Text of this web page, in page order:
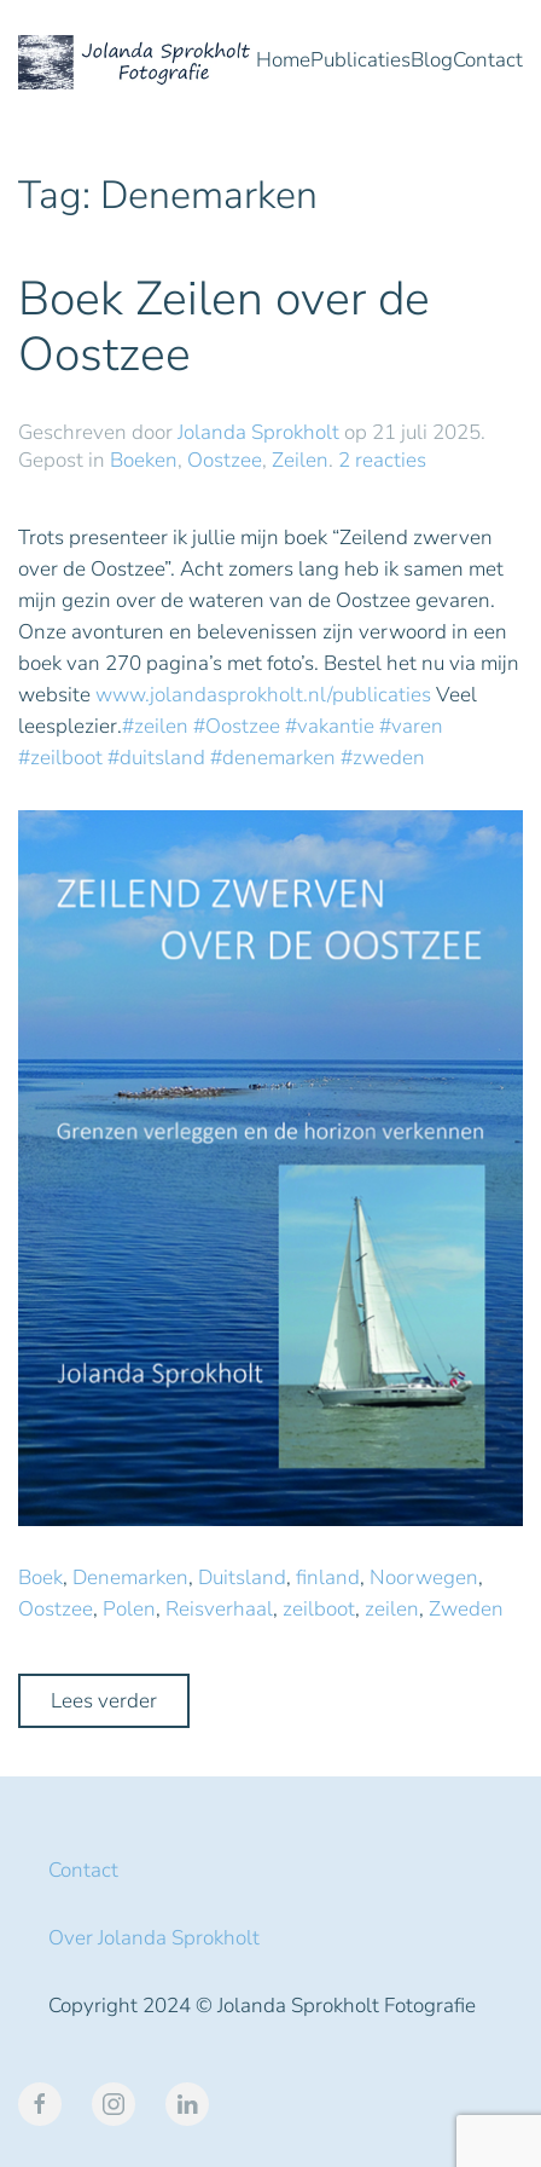
Overslaan en naar de inhoud gaan
HomePublicatiesBlogContact
Tag: Denemarken
Boek Zeilen over de
Oostzee
Geschreven doorJolanda Sprokholt op 21 juli 2025.
Gepost in Boeken, Oostzee, Zeilen. 2 reactiesop
over
de
Oostzee
Trots presenteer ik jullie mijn boek “Zeilend zwerven
over de Oostzee”. Acht zomers lang heb ik samen met
mijn gezin over de wateren van de Oostzee gevaren.
Onze avonturen en belevenissen zijn verwoord in een
boek van 270 pagina’s met foto’s. Bestel het nu via mijn
websitewww.jolandasprokholt.nl/publicatiesVeel
leesplezier.#zeilen #Oostzee#vakantie#varen
#zeilboot#duitsland #denemarken #zweden
Boek, Denemarken, Duitsland, finland, Noorwegen,
Oostzee, Polen, Reisverhaal, zeilboot, zeilen, Zweden
Lees verder
Contact
Over Jolanda Sprokholt
Copyright 2024 © Jolanda Sprokholt Fotografie